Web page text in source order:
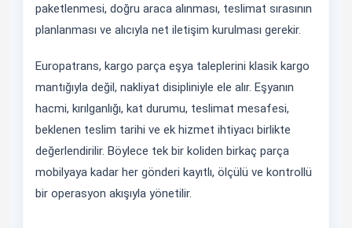
paketlenmesi, doğru araca alınması, teslimat sırasının
planlanması ve alıcıyla net iletişim kurulması gerekir.
Europatrans, kargo parça eşya taleplerini klasik kargo
mantığıyla değil, nakliyat disipliniyle ele alır. Eşyanın
hacmi, kırılganlığı, kat durumu, teslimat mesafesi,
beklenen teslim tarihi ve ek hizmet ihtiyacı birlikte
değerlendirilir. Böylece tek bir koliden birkaç parça
mobilyaya kadar her gönderi kayıtlı, ölçülü ve kontrollü
bir operasyon akışıyla yönetilir.